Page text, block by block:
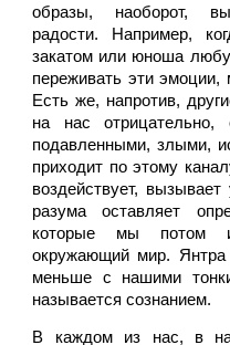
образы, наоборот,
радости. Например,
закатом или юноша
переживать эти
Есть же, напротив,
на нас
подавленными, злыми,
приходит по этому
воздействует,
разума оставляет
которые мы потом
окружающий мир.
меньше с нашими
называется сознанием.
В каждом из нас, в